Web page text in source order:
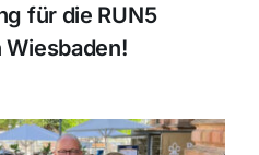
für die RUN5
Wiesbaden!